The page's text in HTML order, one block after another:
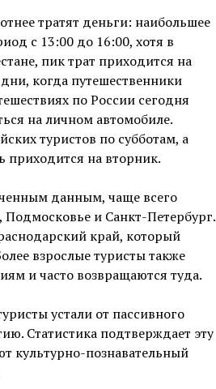
тратят деньги: наибольшее
с 13:00 до 16:00, хотя в
пик трат приходится на
когда путешественники
по России сегодня
на личном автомобиле.
туристов по субботам, а
приходится на вторник.
данным, чаще всего
и Санкт-Петербург.
край, который
взрослые туристы также
и часто возвращаются туда.
устали от пассивного
Статистика подтверждает эту
культурно-познавательный